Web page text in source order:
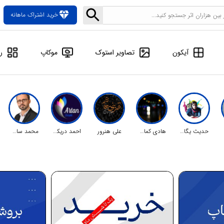
diamondخرید اشتراک ماهانه
آیکون تصاویر استوک موکاپ
حدیث یگانه دوست هادی کمال زاده فرد علی هنرور احمد دریکوند محمد سادات احمدی